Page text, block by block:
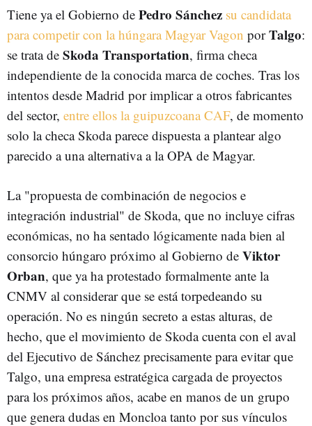
Tiene ya el Gobierno de Pedro Sánchez su candidata
para competir con la húngara Magyar Vagon porTalgo:
se trata de Skoda Transportation, firma checa
independiente de la conocida marca de coches. Tras los
intentos desde Madrid por implicar a otros fabricantes
del sector, entre ellos la guipuzcoana CAF, de momento
solo la checa Skoda parece dispuesta a plantear algo
parecido a una alternativa a la OPA de Magyar.
La "propuesta de combinación de negocios e
integración industrial" de Skoda, que no incluye cifras
económicas, no ha sentado lógicamente nada bien al
consorcio húngaro próximo al Gobierno de Viktor
Orban, que ya ha protestado formalmente ante la
CNMV al considerar que se está torpedeando su
operación. No es ningún secreto a estas alturas, de
hecho, que el movimiento de Skoda cuenta con el aval
del Ejecutivo de Sánchez precisamente para evitar que
Talgo, una empresa estratégica cargada de proyectos
para los próximos años, acabe en manos de un grupo
que genera dudas en Moncloa tanto por sus vínculos